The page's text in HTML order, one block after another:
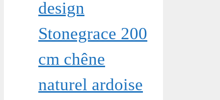
design
Stonegrace 200
cm chêne
naturel ardoise